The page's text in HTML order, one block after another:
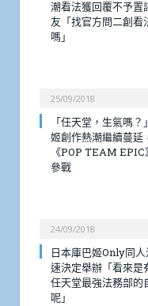
潮看法獲回覆不予置
友「找官方問二創看
嗎」
25/09/2018
「任天堂，生氣嗎？
姬創作熱潮繼續蔓延
《POP TEAM
參戰
24/09/2018
日本庫巴姬Only同人
速決定舉辦「看來是
任天堂最強法務部的
呢」